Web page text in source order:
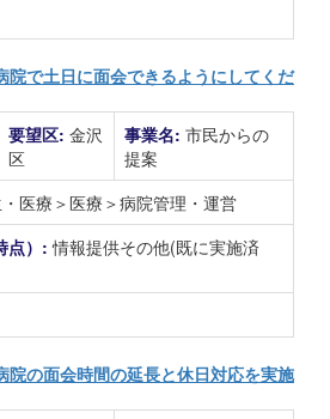
院で土日に面会できるようにしてくだ
要望区: 金沢
区
事業名: 市民からの
提案
医療＞医療＞病院管理・運営
点）:情報提供その他(既に実施済
院の面会時間の延長と休日対応を実施